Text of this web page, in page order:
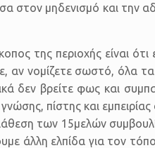
μηδενισμό και την
της περιοχής είναι ότι
αν νομίζετε σωστό, όλα
δεν βρείτε φως και
πίστης και
των 15μελών
άλλη ελπίδα για τον